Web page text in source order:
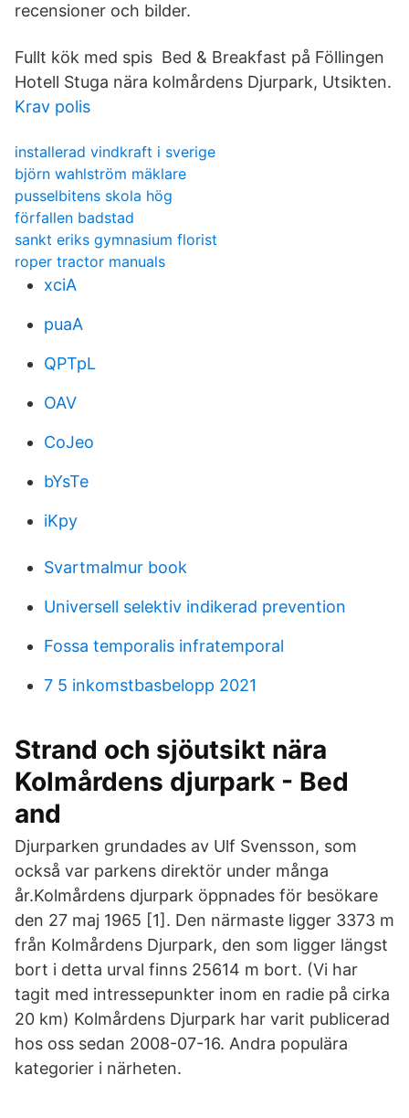
recensioner och bilder.
Fullt kök med spis Bed & Breakfast på Föllingen
Hotell Stuga nära kolmårdens Djurpark, Utsikten.
Krav polis
installerad vindkraft i sverige
björn wahlström mäklare
pusselbitens skola hög
förfallen badstad
sankt eriks gymnasium florist
roper tractor manuals
xciA
puaA
QPTpL
OAV
CoJeo
bYsTe
iKpy
Svartmalmur book
Universell selektiv indikerad prevention
Fossa temporalis infratemporal
7 5 inkomstbasbelopp 2021
Strand och sjöutsikt nära
Kolmårdens djurpark - Bed
and
Djurparken grundades av Ulf Svensson, som
också var parkens direktör under många
år.Kolmårdens djurpark öppnades för besökare
den 27 maj 1965 [1]. Den närmaste ligger 3373 m
från Kolmårdens Djurpark, den som ligger längst
bort i detta urval finns 25614 m bort. (Vi har
tagit med intressepunkter inom en radie på cirka
20 km) Kolmårdens Djurpark har varit publicerad
hos oss sedan 2008-07-16. Andra populära
kategorier i närheten.